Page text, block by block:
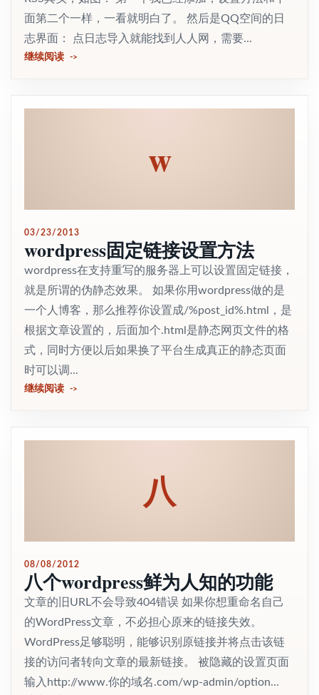
面第二个一样，一看就明白了。 然后是QQ空间的日
志界面： 点日志导入就能找到人人网，需要...
继续阅读
w
03/23/2013
wordpress固定链接设置方法
wordpress在支持重写的服务器上可以设置固定链接，
就是所谓的伪静态效果。 如果你用wordpress做的是
一个人博客，那么推荐你设置成/%post_id%.html，是
根据文章设置的，后面加个.html是静态网页文件的格
式，同时方便以后如果换了平台生成真正的静态页面
时可以调...
继续阅读
八
08/08/2012
八个wordpress鲜为人知的功能
文章的旧URL不会导致404错误 如果你想重命名自己
的WordPress文章，不必担心原来的链接失效。
WordPress足够聪明，能够识别原链接并将点击该链
接的访问者转向文章的最新链接。 被隐藏的设置页面
输入http://www.你的域名.com/wp-admin/option...